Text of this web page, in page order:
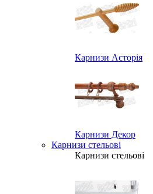
Карнизи Асторія
Карнизи Декор
Карнизи стельові
Карнизи стельові